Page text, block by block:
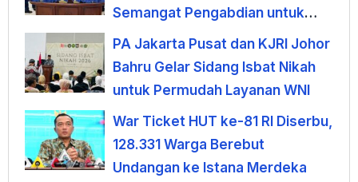
Semangat Pengabdian untuk
Negeri
PA Jakarta Pusat dan KJRI Johor
Bahru Gelar Sidang Isbat Nikah
untuk Permudah Layanan WNI
War Ticket HUT ke-81 RI Diserbu,
128.331 Warga Berebut
Undangan ke Istana Merdeka